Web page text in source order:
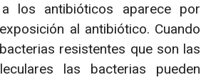
los antibióticos aparece por
al antibiótico. Cuando
resistentes que son las
las bacterias pueden